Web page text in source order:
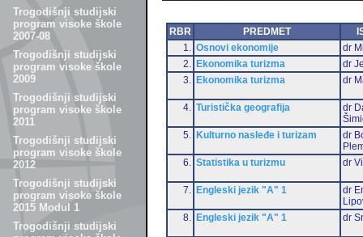
Trogodišnji studijski
program visoke škole
2007-08
Trogodišnji studijski
program visoke škole
2009
Trogodišnji studijski
program visoke škole
2011
Trogodišnji studijski
program visoke škole
2012
Trogodišnji studijski
program visoke škole
2015 Modul 1
Trogodišnji studijski
RBR PREDMET
1.
Osnovi ekonomije
dr
2.
Ekonomika turizma
dr
3.
Ekonomika turizma dr
4. Turistička geografija
dr
5.
Kulturno nasleđe i turizam
dr
6.
Statistika u turizmu dr
7. Engleski jezik "A" 1
dr
8.
Engleski jezik "A" 1 dr